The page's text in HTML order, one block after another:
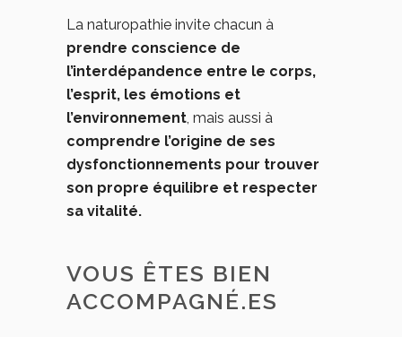
La naturopathie invite chacun à
prendre conscience de
l’interdépandence entre le corps,
l’esprit, les émotions et
l’environnement, mais aussi à
comprendre l’origine de ses
dysfonctionnements pour trouver
son propre équilibre et respecter
sa vitalité.
VOUS ÊTES BIEN
ACCOMPAGNÉ.ES